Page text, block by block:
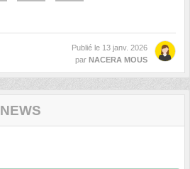
Publié le 13 janv. 2026
par NACERA MOUS